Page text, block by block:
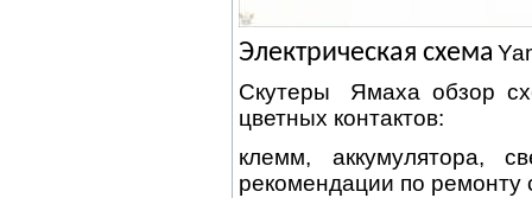
Электрическая схема
Скутеры
Ямаха обзор
цветных контактов:
клемм, аккумулятора,
рекомендации по ремонту